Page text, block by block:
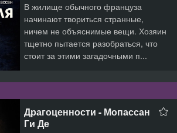
В жилище обычного француза
начинают твориться странные,
ничем не объяснимые вещи. Хозяин
тщетно пытается разобраться, что
стоит за этими загадочными п...
Драгоценности - Мопассан
Ги Де